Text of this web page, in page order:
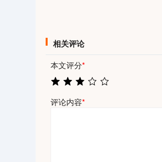
相关评论
本文评分*
评论内容*